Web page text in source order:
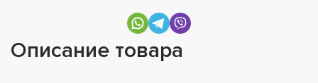
Описание товара